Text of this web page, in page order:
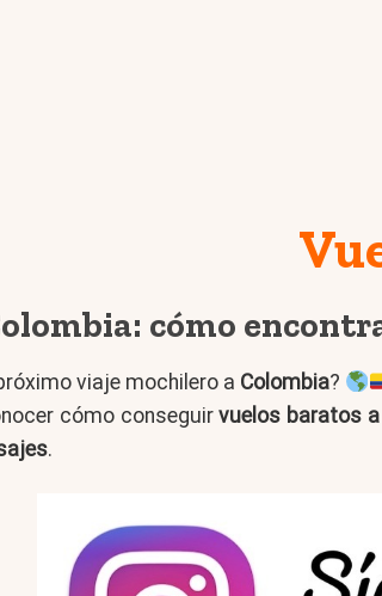
cómo
viaje mochilero a Colombia?
cómo conseguirvuelos baratos
.